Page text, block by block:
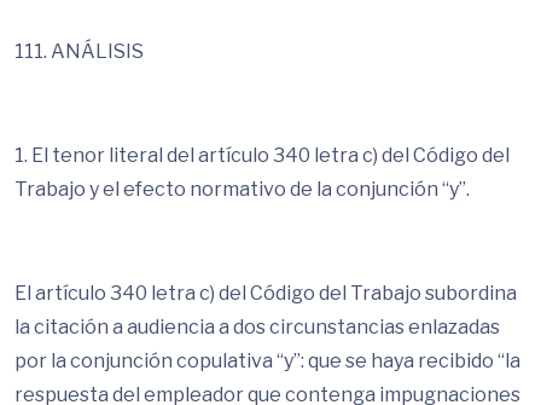
111. ANÁLISIS
1. El tenor literal del artículo 340 letra c) del Código del
Trabajo y el efecto normativo de la conjunción “y”.
El artículo 340 letra c) del Código del Trabajo subordina
la citación a audiencia a dos circunstancias enlazadas
por la conjunción copulativa “y”: que se haya recibido “la
respuesta del empleador que contenga impugnaciones